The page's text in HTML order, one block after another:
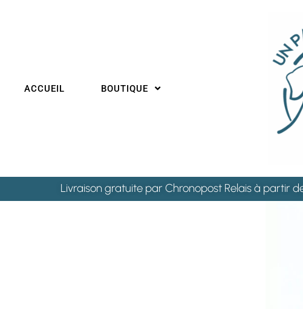
ACCUEIL BOUTIQUE
Livraison gratuite par Chronopost Relais à partir